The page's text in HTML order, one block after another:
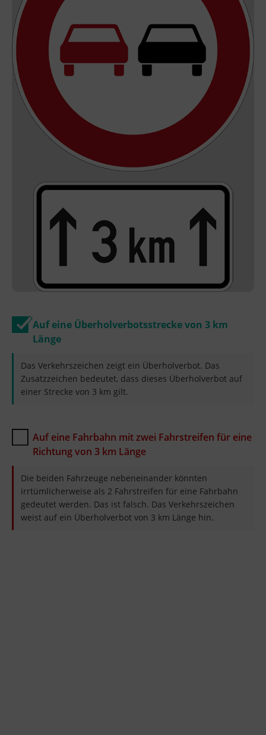
Auf eine Überholverbotsstrecke von 3 km
Länge
Das Verkehrszeichen zeigt ein Überholverbot. Das
Zusatzzeichen bedeutet, dass dieses Überholverbot auf
einer Strecke von 3 km gilt.
Auf eine Fahrbahn mit zwei Fahrstreifen für eine
Richtung von 3 km Länge
Die beiden Fahrzeuge nebeneinander könnten
irrtümlicherweise als 2 Fahrstreifen für eine Fahrbahn
gedeutet werden. Das ist falsch. Das Verkehrszeichen
weist auf ein Überholverbot von 3 km Länge hin.